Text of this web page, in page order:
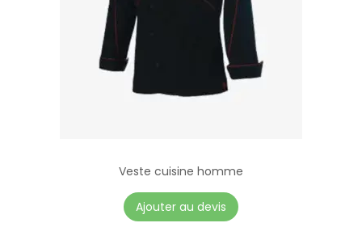
Veste cuisine homme
Ajouter au devis